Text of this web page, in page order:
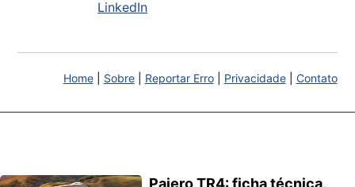
LinkedIn
Home| Sobre| Reportar Erro| Privacidade| Contato
Pajero TR4: ficha técnica,